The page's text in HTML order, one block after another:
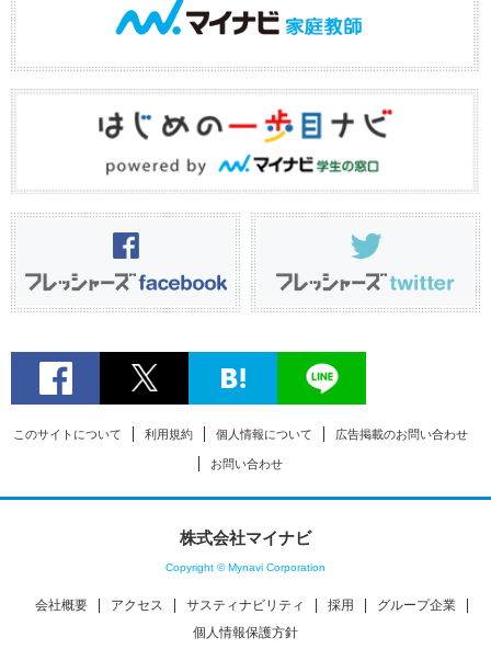
このサイトについて 利用規約 個人情報について 広告掲載のお問い合わせ
お問い合わせ
株式会社マイナビ
Copyright © Mynavi Corporation
会社概要 アクセス サスティナビリティ 採用
グループ企業
個人情報保護方針